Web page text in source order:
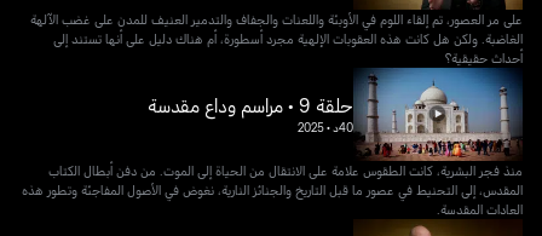
على مر العصور، تم إلقاء اللوم في الأوبئة واللعنات والجفاف والتدمير العنيف للمدن على غضب الآلهة
الغاضبة. ولكن هل كانت هذه العقوبات الإلهية مجرد أسطورة، أم هناك دليل على أنها تستند إلى
أحداث حقيقية؟
حلقة 9 • مراسم وداع مقدسة
40د •
2025
منذ فجر البشرية، كانت الطقوس علامة على الانتقال من الحياة إلى الموت. من دفن أبطال الكتاب
المقدس، إلى التحنيط في عصور ما قبل التاريخ والجنائز النارية، نغوض في الأصول المفاجئة وتطور هذه
العادات المقدسة.